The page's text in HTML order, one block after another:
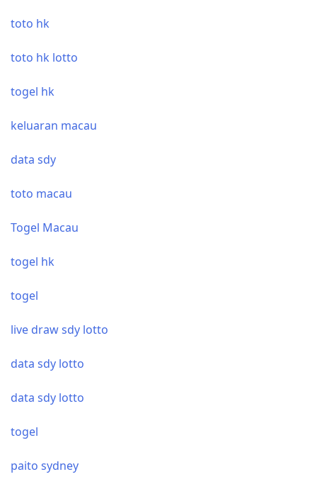
toto hk
toto hk lotto
togel hk
keluaran macau
data sdy
toto macau
Togel Macau
togel hk
togel
live draw sdy lotto
data sdy lotto
data sdy lotto
togel
paito sydney